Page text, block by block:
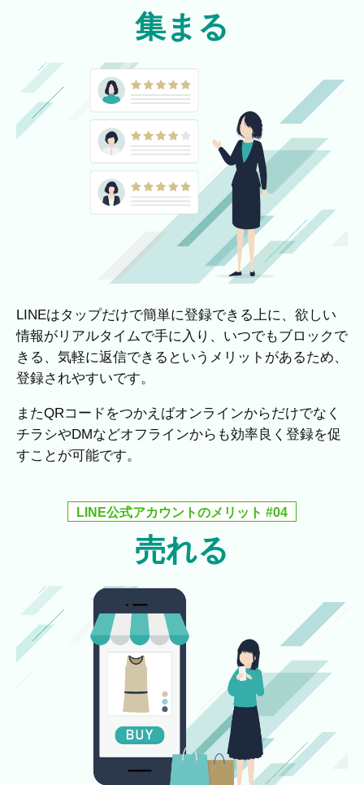
集まる
LINEはタップだけで簡単に登録できる上に、欲しい
情報がリアルタイムで手に入り、いつでもブロックで
きる、気軽に返信できるというメリットがあるため、
登録されやすいです。
またQRコードをつかえばオンラインからだけでなく
チラシやDMなどオフラインからも効率良く登録を促
すことが可能です。
LINE公式アカウントのメリット #04
売れる